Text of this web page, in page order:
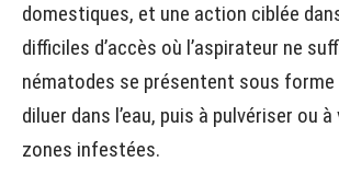
domestiques, et une action ciblée
difficiles d’accès où l’aspirateur ne
nématodes se présentent sous forme
diluer dans l’eau, puis à pulvériser ou
zones infestées.